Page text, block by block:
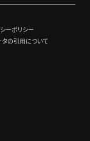
ーポリシー
の引用について